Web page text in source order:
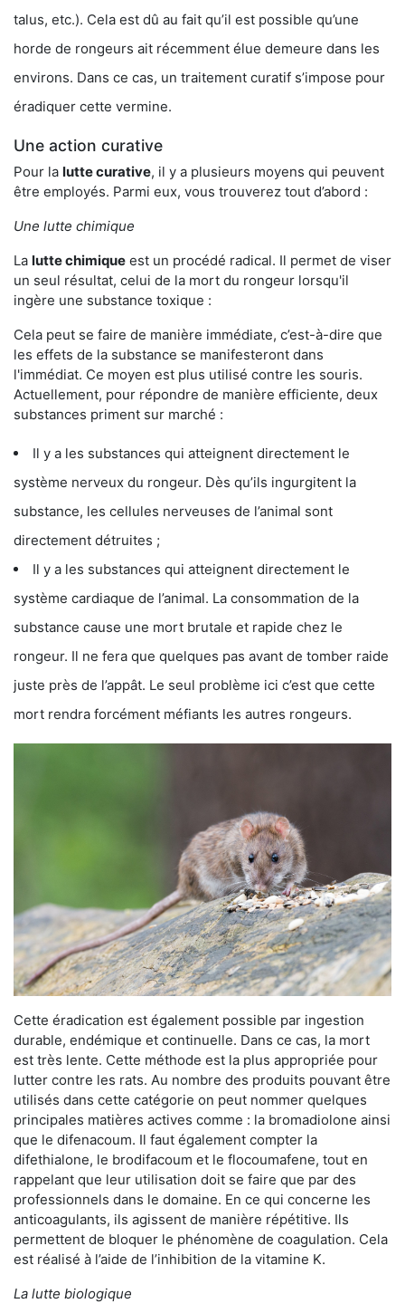
talus, etc.). Cela est dû au fait qu’il est possible qu’une
horde de rongeurs ait récemment élue demeure dans les
environs. Dans ce cas, un traitement curatif s’impose pour
éradiquer cette vermine.
Une action curative
Pour la lutte curative, il y a plusieurs moyens qui peuvent
être employés. Parmi eux, vous trouverez tout d’abord :
Une lutte chimique
La lutte chimique est un procédé radical. Il permet de viser
un seul résultat, celui de la mort du rongeur lorsqu'il
ingère une substance toxique :
Cela peut se faire de manière immédiate, c’est-à-dire que
les effets de la substance se manifesteront dans
l'immédiat. Ce moyen est plus utilisé contre les souris.
Actuellement, pour répondre de manière efficiente, deux
substances priment sur marché :
Il y a les substances qui atteignent directement le
système nerveux du rongeur. Dès qu’ils ingurgitent la
substance, les cellules nerveuses de l’animal sont
directement détruites ;
Il y a les substances qui atteignent directement le
système cardiaque de l’animal. La consommation de la
substance cause une mort brutale et rapide chez le
rongeur. Il ne fera que quelques pas avant de tomber raide
juste près de l’appât. Le seul problème ici c’est que cette
mort rendra forcément méfiants les autres rongeurs.
Cette éradication est également possible par ingestion
durable, endémique et continuelle. Dans ce cas, la mort
est très lente. Cette méthode est la plus appropriée pour
lutter contre les rats. Au nombre des produits pouvant être
utilisés dans cette catégorie on peut nommer quelques
principales matières actives comme : la bromadiolone ainsi
que le difenacoum. Il faut également compter la
difethialone, le brodifacoum et le flocoumafene, tout en
rappelant que leur utilisation doit se faire que par des
professionnels dans le domaine. En ce qui concerne les
anticoagulants, ils agissent de manière répétitive. Ils
permettent de bloquer le phénomène de coagulation. Cela
est réalisé à l’aide de l’inhibition de la vitamine K.
La lutte biologique